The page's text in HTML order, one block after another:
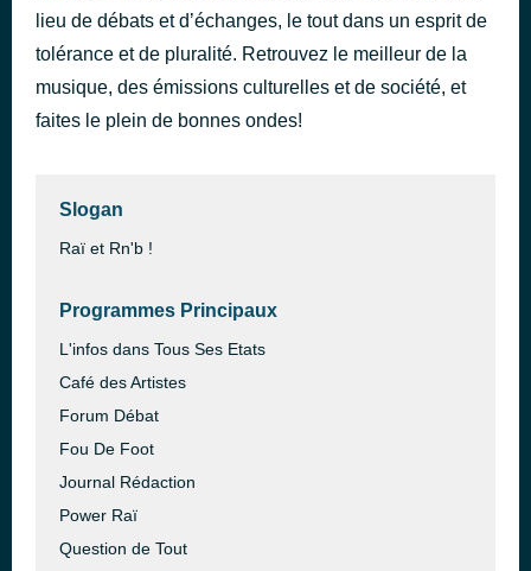
Mazal Mazal
il y a 32 minutes
lieu de débats et d’échanges, le tout dans un esprit de
tolérance et de pluralité. Retrouvez le meilleur de la
musique, des émissions culturelles et de société, et
faites le plein de bonnes ondes!
Slogan
Raï et Rn'b !
Programmes Principaux
L'infos dans Tous Ses Etats
Café des Artistes
Forum Débat
Fou De Foot
Journal Rédaction
Power Raï
Question de Tout